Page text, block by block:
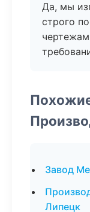
Да, мы
строго
Завод
Липецк